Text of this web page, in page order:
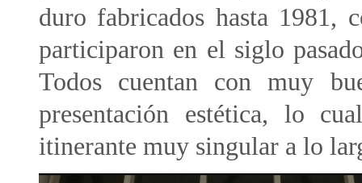
duro fabricados hasta 1981,
participaron en el siglo
Todos cuentan con muy
presentación estética, lo
itinerante muy singular a lo